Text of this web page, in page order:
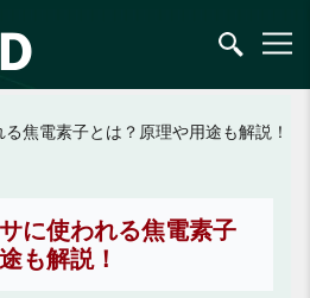
焦電素子とは？原理や用途も解説！
に使われる焦電素子
も解説！